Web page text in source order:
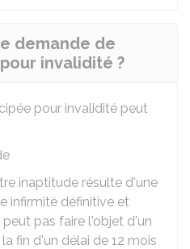
demande de
invalidité ?
pour invalidité peut
inaptitude résulte d'une
infirmité définitive et
pas faire l'objet d'un
fin d'un délai de 12 mois